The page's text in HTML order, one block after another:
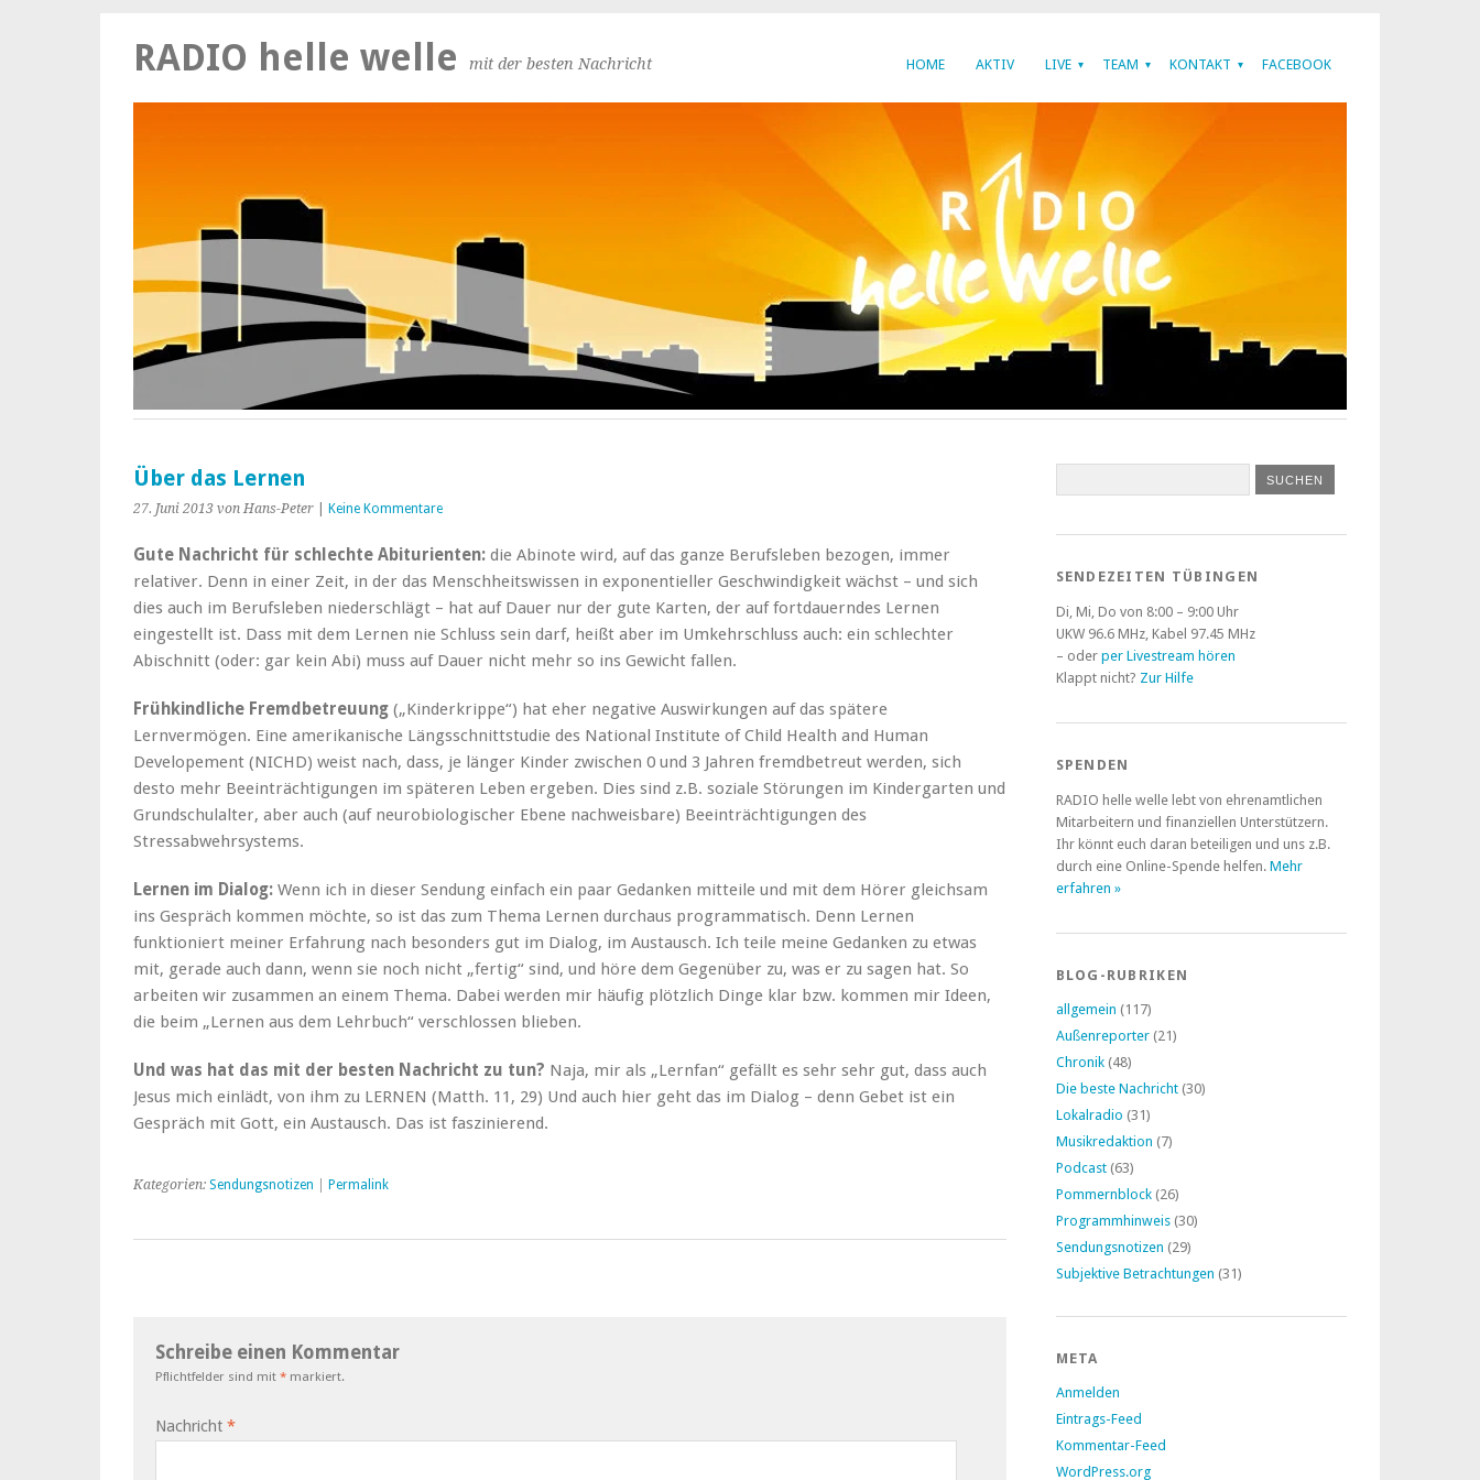
HOME AKTIV LIVE TEAM KONTAKT FACEBOOK
RADIO helle welle mit der besten Nachricht
Über das Lernen
27. Juni 2013 von Hans-Peter Keine Kommentare
Gute Nachricht für schlechte Abiturienten: die Abinote wird, auf das ganze Berufsleben bezogen, immer
relativer. Denn in einer Zeit, in der das Menschheitswissen in exponentieller Geschwindigkeit wächst – und sich
dies auch im Berufsleben niederschlägt – hat auf Dauer nur der gute Karten, der auf fortdauerndes Lernen
eingestellt ist. Dass mit dem Lernen nie Schluss sein darf, heißt aber im Umkehrschluss auch: ein schlechter
Abischnitt (oder: gar kein Abi) muss auf Dauer nicht mehr so ins Gewicht fallen.
Frühkindliche Fremdbetreuung („Kinderkrippe“) hat eher negative Auswirkungen auf das spätere
Lernvermögen. Eine amerikanische Längsschnittstudie des National Institute of Child Health and Human
Developement (NICHD) weist nach, dass, je länger Kinder zwischen 0 und 3 Jahren fremdbetreut werden, sich
desto mehr Beeinträchtigungen im späteren Leben ergeben. Dies sind z.B. soziale Störungen im Kindergarten und
Grundschulalter, aber auch (auf neurobiologischer Ebene nachweisbare) Beeinträchtigungen des
Stressabwehrsystems.
Lernen im Dialog: Wenn ich in dieser Sendung einfach ein paar Gedanken mitteile und mit dem Hörer gleichsam
ins Gespräch kommen möchte, so ist das zum Thema Lernen durchaus programmatisch. Denn Lernen
funktioniert meiner Erfahrung nach besonders gut im Dialog, im Austausch. Ich teile meine Gedanken zu etwas
mit, gerade auch dann, wenn sie noch nicht „fertig“ sind, und höre dem Gegenüber zu, was er zu sagen hat. So
arbeiten wir zusammen an einem Thema. Dabei werden mir häufig plötzlich Dinge klar bzw. kommen mir Ideen,
die beim „Lernen aus dem Lehrbuch“ verschlossen blieben.
Und was hat das mit der besten Nachricht zu tun? Naja, mir als „Lernfan“ gefällt es sehr sehr gut, dass auch
Jesus mich einlädt, von ihm zu LERNEN (Matth. 11, 29) Und auch hier geht das im Dialog – denn Gebet ist ein
Gespräch mit Gott, ein Austausch. Das ist faszinierend.
Kategorien: Sendungsnotizen Permalink
Schreibe einen Kommentar
Pflichtfelder sind mit * markiert.
Nachricht *
SENDEZEITEN TÜBINGEN
Di, Mi, Do von 8:00 – 9:00 Uhr
UKW 96.6 MHz, Kabel 97.45 MHz
– oder per Livestream hören
Klappt nicht? Zur Hilfe
SPENDEN
RADIO helle welle lebt von ehrenamtlichen
Mitarbeitern und finanziellen Unterstützern.
Ihr könnt euch daran beteiligen und uns z.B.
durch eine Online-Spende helfen. Mehr
erfahren »
BLOG-RUBRIKEN
allgemein (117)
Außenreporter(21)
Chronik(48)
Die beste Nachricht(30)
Lokalradio (31)
Musikredaktion (7)
Podcast(63)
Pommernblock(26)
Programmhinweis(30)
Sendungsnotizen (29)
Subjektive Betrachtungen (31)
META
Anmelden
Eintrags-Feed
Kommentar-Feed
WordPress.org